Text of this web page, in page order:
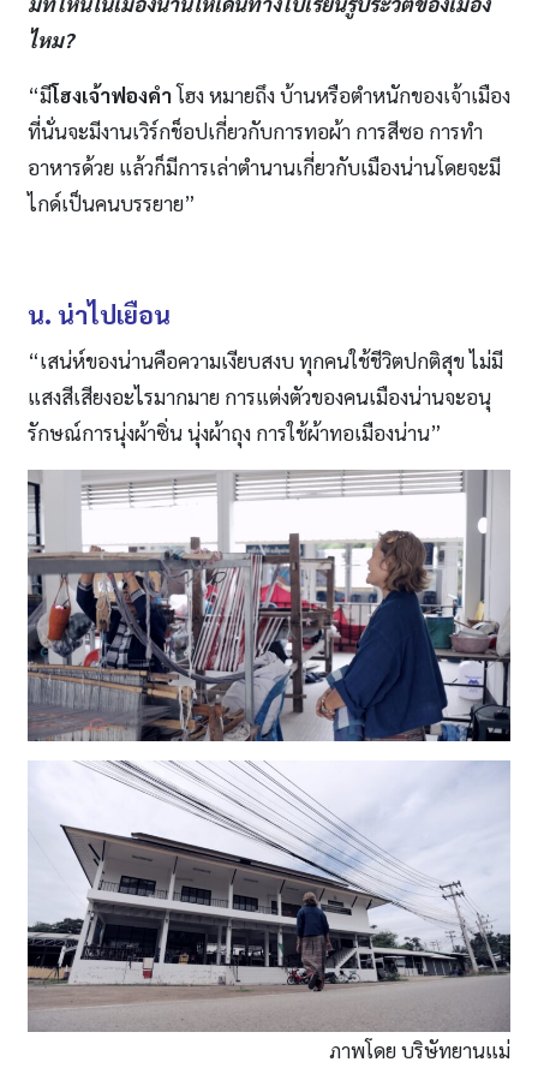
ไหม?
“มีโฮงเจ้าฟองคำโฮง หมายถึง บ้านหรือตำหนักของเจ้าเมือง
ที่นั่นจะมีงานเวิร์กช็อปเกี่ยวกับการทอผ้า การสีซอ การทำ
อาหารด้วย แล้วก็มีการเล่าตำนานเกี่ยวกับเมืองน่านโดยจะมี
ไกด์เป็นคนบรรยาย”
น. น่าไปเยือน
“เสน่ห์ของน่านคือความเงียบสงบ ทุกคนใช้ชีวิตปกติสุข ไม่มี
แสงสีเสียงอะไรมากมาย การแต่งตัวของคนเมืองน่านจะอนุ
รักษณ์การนุ่งผ้าซิ่น นุ่งผ้าถุง การใช้ผ้าทอเมืองน่าน”
ภาพโดย บริษัทยานแม่